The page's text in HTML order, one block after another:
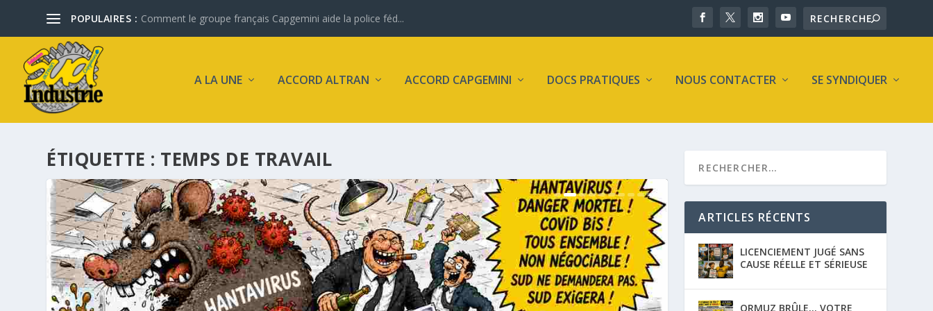
POPULAIRES : Comment le groupe français Capgemini aide la police féd...
A LA UNE ACCORD ALTRAN ACCORD CAPGEMINI DOCS PRATIQUES NOUS CONTACTER SE SYNDIQUER
ÉTIQUETTE : TEMPS DE TRAVAIL
ARTICLES RÉCENTS
LICENCIEMENT JUGÉ SANS
CAUSE RÉELLE ET SÉRIEUSE
ORMUZ BRÛLE… VOTRE